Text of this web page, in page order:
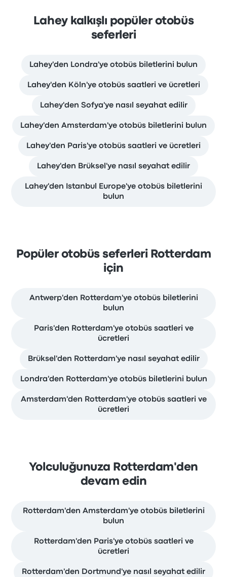
Lahey kalkışlı popüler otobüs
seferleri
Lahey'den Londra'ye otobüs biletlerini bulun
Lahey'den Köln'ye otobüs saatleri ve ücretleri
Lahey'den Sofya'ye nasıl seyahat edilir
Lahey'den Amsterdam'ye otobüs biletlerini bulun
Lahey'den Paris'ye otobüs saatleri ve ücretleri
Lahey'den Brüksel'ye nasıl seyahat edilir
Lahey'den Istanbul Europe'ye otobüs biletlerini
bulun
Popüler otobüs seferleri Rotterdam
için
Antwerp'den Rotterdam'ye otobüs biletlerini
bulun
Paris'den Rotterdam'ye otobüs saatleri ve
ücretleri
Brüksel'den Rotterdam'ye nasıl seyahat edilir
Londra'den Rotterdam'ye otobüs biletlerini bulun
Amsterdam'den Rotterdam'ye otobüs saatleri ve
ücretleri
Yolculuğunuza Rotterdam'den
devam edin
Rotterdam'den Amsterdam'ye otobüs biletlerini
bulun
Rotterdam'den Paris'ye otobüs saatleri ve
ücretleri
Rotterdam'den Dortmund'ye nasıl seyahat edilir